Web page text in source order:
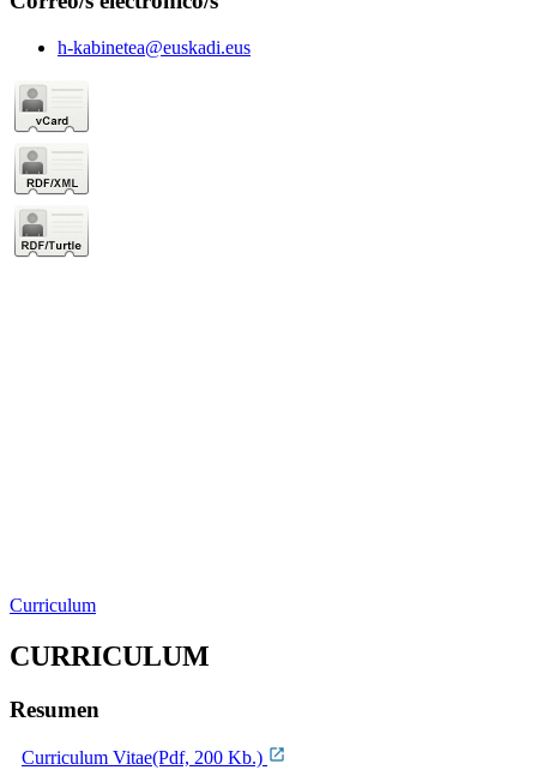
h-kabinetea@euskadi.eus
Curriculum
CURRICULUM
Resumen
Curriculum Vitae(Pdf, 200 Kb.)